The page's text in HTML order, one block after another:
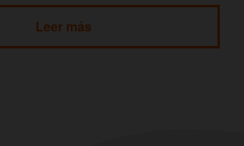
Leer más